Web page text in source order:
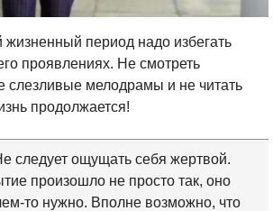
жизненный период надо избегать
проявлениях. Не смотреть
слезливые мелодрамы и не читать
продолжается!
следует ощущать себя жертвой.
произошло не просто так, оно
то нужно. Вполне возможно, что